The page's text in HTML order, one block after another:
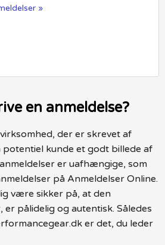
»
en anmeldelse?
der er skrevet af
potentiel kunde et godt billede af
er uafhængige, som
på Anmeldelser Online.
være sikker på, at den
pålidelig og autentisk. Således
er det, du leder